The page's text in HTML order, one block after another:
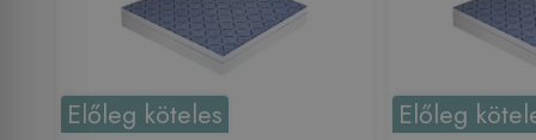
Előleg köteles Előleg